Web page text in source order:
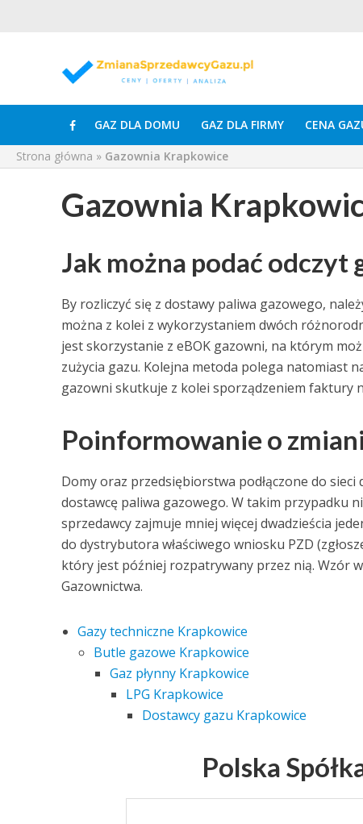
GAZ DLA DOMU GAZ DLA FIRMY CENA
Strona główna » Gazownia Krapkowice
Gazownia
Jak można podać odczyt
By rozliczyć się z dostawy paliwa gazowego,
można z kolei z wykorzystaniem dwóch
jest skorzystanie z eBOK gazowni, na którym
zużycia gazu. Kolejna metoda polega natomiast
gazowni skutkuje z kolei sporządzeniem faktury
Poinformowanie o
Domy oraz przedsiębiorstwa podłączone do
dostawcę paliwa gazowego. W takim przypadku
sprzedawcy zajmuje mniej więcej dwadzieścia
do dystrybutora właściwego wniosku PZD
który jest później rozpatrywany przez nią. Wzór
Gazownictwa.
Gazy techniczne Krapkowice
Butle gazowe Krapkowice
Gaz płynny Krapkowice
LPG Krapkowice
Dostawcy gazu Krapkowice
Polska